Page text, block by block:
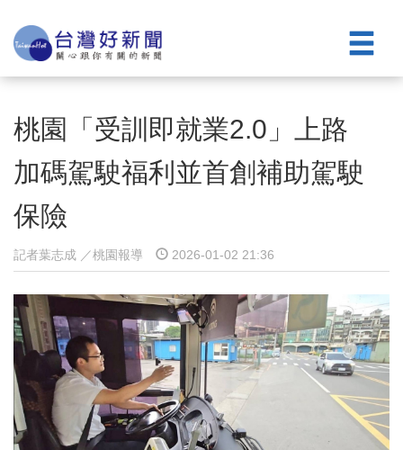
桃園「受訓即就業2.0」上路
加碼駕駛福利並首創補助駕駛
保險
記者葉志成 ／桃園報導 2026-01-02 21:36